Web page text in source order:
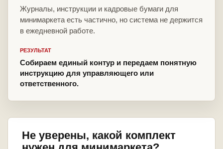
Журналы, инструкции и кадровые бумаги для
минимаркета есть частично, но система не держится
в ежедневной работе.
РЕЗУЛЬТАТ
Собираем единый контур и передаем понятную
инструкцию для управляющего или
ответственного.
Не уверены, какой комплект